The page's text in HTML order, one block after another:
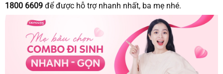
1800 6609 để được hỗ trợ nhanh nhất, ba mẹ nhé.